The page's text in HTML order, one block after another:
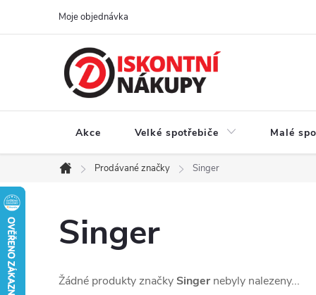
Moje objednávka
Akce Velké spotřebiče Malé
Domů
Prodávané značky Singer
Singer
Žádné produkty značky Singer nebyly nalezeny...